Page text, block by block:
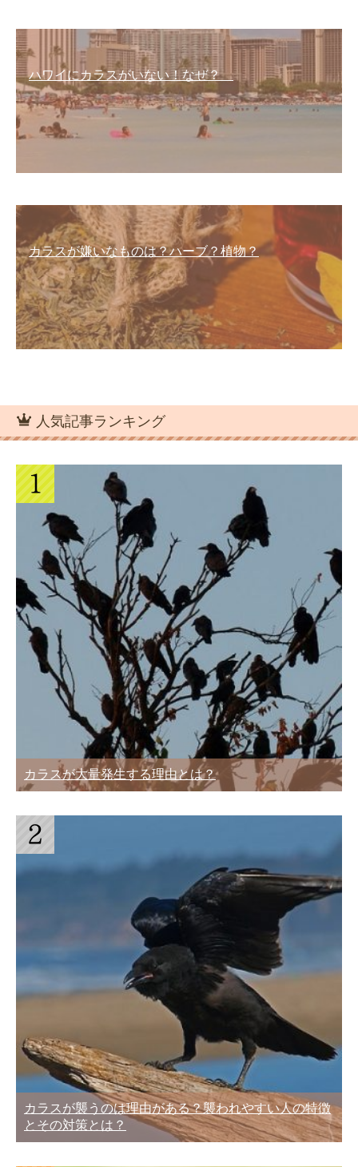
ハワイにカラスがいない！なぜ？
カラスが嫌いなものは？ハーブ？植物？
人気記事ランキング
カラスが大量発生する理由とは？
カラスが襲うのは理由がある？襲われやすい人の特徴
とその対策とは？